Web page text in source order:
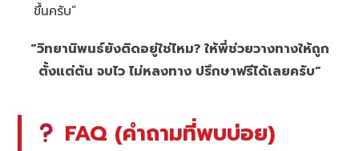
ขึ้นครับ”
“วิทยานิพนธ์ยังติดอยู่ใช่ไหม? ให้พี่ช่วยวางทางให้ถูก
ตั้งแต่ต้น จบไว ไม่หลงทาง ปรึกษาฟรีได้เลยครับ”
FAQ (คำถามที่พบบ่อย)